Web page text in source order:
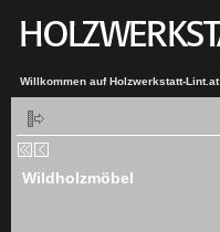
Willkommen auf Holzwerkstatt-Lint.at
Wildholzmöbel